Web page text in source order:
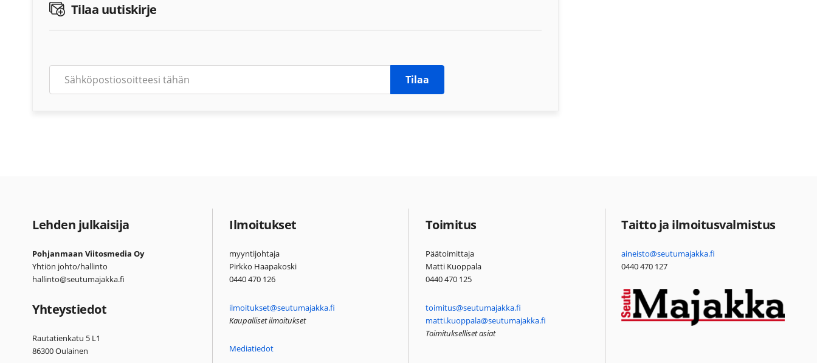
Tilaa uutiskirje
Tilaa
Lehden julkaisija
Pohjanmaan Viitosmedia Oy
Yhtiön johto/hallinto
hallinto@seutumajakka.fi
Yhteystiedot
Rautatienkatu 5 L1
86300 Oulainen
Ilmoitukset
myyntijohtaja
Pirkko Haapakoski
0440 470 126
ilmoitukset@seutumajakka.fi
Kaupalliset ilmoitukset
Mediatiedot
Toimitus
Päätoimittaja
Matti Kuoppala
0440 470 125
toimitus@seutumajakka.fi
matti.kuoppala@seutumajakka.fi
Toimitukselliset asiat
Taitto ja ilmoitusvalmistus
aineisto@seutumajakka.fi
0440 470 127